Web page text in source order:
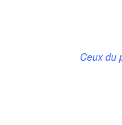
Ceux du